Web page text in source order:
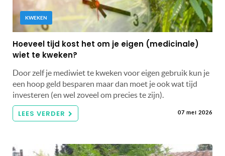
KWEKEN
Hoeveel tijd kost het om je eigen (medicinale)
wiet te kweken?
Door zelf je mediwiet te kweken voor eigen gebruik kun je
een hoop geld besparen maar dan moet je ook wat tijd
investeren (en wel zoveel om precies te zijn).
LEES VERDER 07 mei 2026